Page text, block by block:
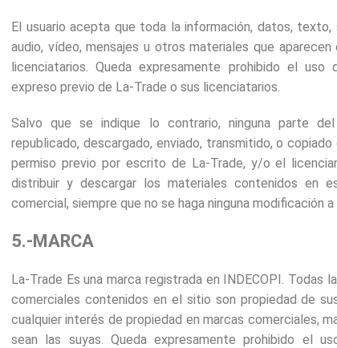
El usuario acepta que toda la información, datos,
audio, vídeo, mensajes u otros materiales que
licenciatarios. Queda expresamente prohibido el
expreso previo de La-Trade o sus licenciatarios.
Salvo que se indique lo contrario, ninguna parte
republicado, descargado, enviado, transmitido, o
permiso previo por escrito de La-Trade, y/o el
distribuir y descargar los materiales contenidos en
comercial, siempre que no se haga ninguna modificación
5.-MARCA
La-Trade Es una marca registrada en INDECOPI. Todas
comerciales contenidos en el sitio son propiedad de
cualquier interés de propiedad en marcas comerciales,
sean las suyas. Queda expresamente prohibido el